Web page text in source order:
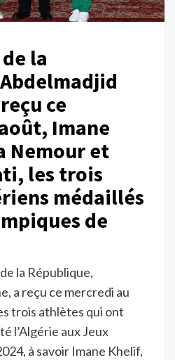
la
ce
Imane
Nemour et
les trois
médaillés
de
la République,
a reçu ce mercredi au
trois athlètes qui ont
l’Algérie aux Jeux
à savoir Imane Khelif,